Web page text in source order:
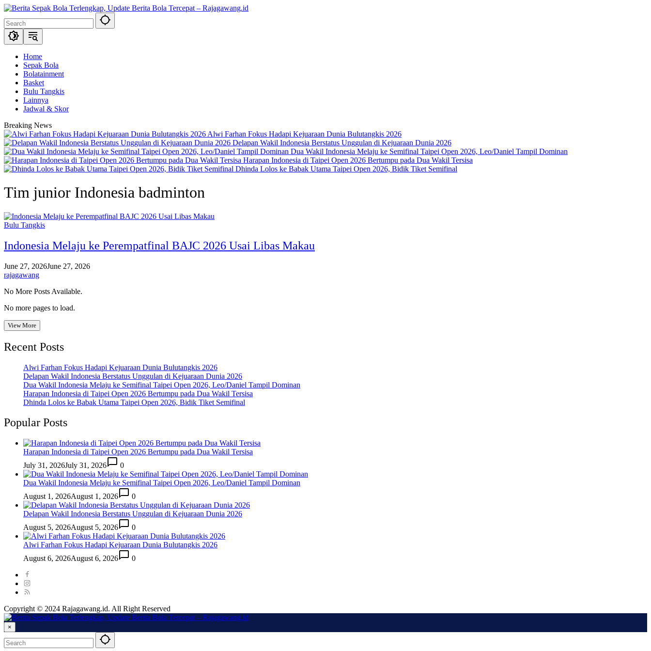
Skip
content
Home
Sepak Bola
Bolatainment
Basket
Bulu Tangkis
Lainnya
Jadwal & Skor
Breaking News
Alwi Farhan Fokus Hadapi Kejuaraan Dunia Bulutangkis 2026
Delapan Wakil Indonesia Berstatus Unggulan di Kejuaraan Dunia 2026
Dua Wakil Indonesia Melaju ke Semifinal Taipei Open 2026, Leo/Daniel Tampil Dominan
Harapan Indonesia di Taipei Open 2026 Bertumpu pada Dua Wakil Tersisa
Dhinda Lolos ke Babak Utama Taipei Open 2026, Bidik Tiket Semifinal
Tim junior Indonesia badminton
Bulu Tangkis
Indonesia Melaju ke Perempatfinal BAJC 2026 Usai Libas Makau
June 27, 2026June 27, 2026
rajagawang
No More Posts Available.
No more pages to load.
View More
Recent Posts
Alwi Farhan Fokus Hadapi Kejuaraan Dunia Bulutangkis 2026
Delapan Wakil Indonesia Berstatus Unggulan di Kejuaraan Dunia 2026
Dua Wakil Indonesia Melaju ke Semifinal Taipei Open 2026, Leo/Daniel Tampil Dominan
Harapan Indonesia di Taipei Open 2026 Bertumpu pada Dua Wakil Tersisa
Dhinda Lolos ke Babak Utama Taipei Open 2026, Bidik Tiket Semifinal
Popular Posts
Harapan Indonesia di Taipei Open 2026 Bertumpu pada Dua Wakil Tersisa
July 31, 2026July 31, 2026 0
Dua Wakil Indonesia Melaju ke Semifinal Taipei Open 2026, Leo/Daniel Tampil Dominan
August 1, 2026August 1, 2026 0
Delapan Wakil Indonesia Berstatus Unggulan di Kejuaraan Dunia 2026
August 5, 2026August 5, 2026 0
Alwi Farhan Fokus Hadapi Kejuaraan Dunia Bulutangkis 2026
August 6, 2026August 6, 2026 0
Copyright © 2024 Rajagawang.id. All Right Reserved
×